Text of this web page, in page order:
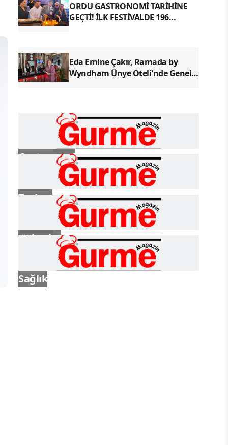
ORDU GASTRONOMİ TARİHİNE
GEÇTİ! İLK FESTİVALDE 196
Eda Emine Çakır, Ramada by
Wyndham Ünye Oteli'nde Genel
Gastronomi
Turizm
Haberler
Sağlık